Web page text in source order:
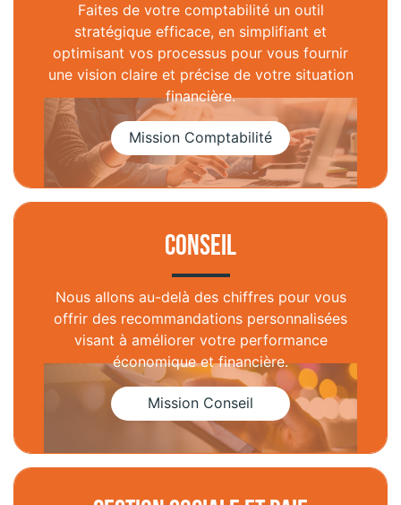
Faites de votre comptabilité un outil
stratégique efficace, en simplifiant et
optimisant vos processus pour vous fournir
une vision claire et précise de votre situation
financière.
Conseil
Nous allons au-delà des chiffres pour vous
offrir des recommandations personnalisées
visant à améliorer votre performance
économique et financière.